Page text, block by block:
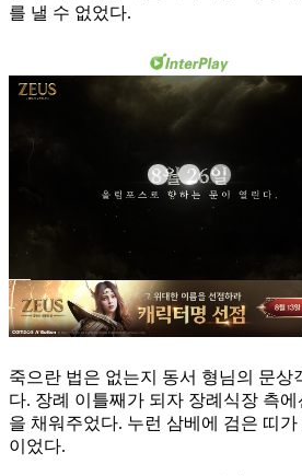
를 낼 수 없었다.
죽으란 법은 없는지 동서 형님의 문상
다. 장례 이틀째가 되자 장례식장 측
을 채워주었다. 누런 삼베에 검은 띠
이었다.